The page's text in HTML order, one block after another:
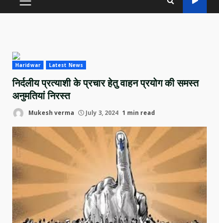
PRIMARY
Haridwar Latest News
निर्दलीय प्रत्याशी के प्रचार हेतु वाहन प्रयोग की समस्त
अनुमतियां निरस्त
Mukesh verma July 3, 2024 1 min read